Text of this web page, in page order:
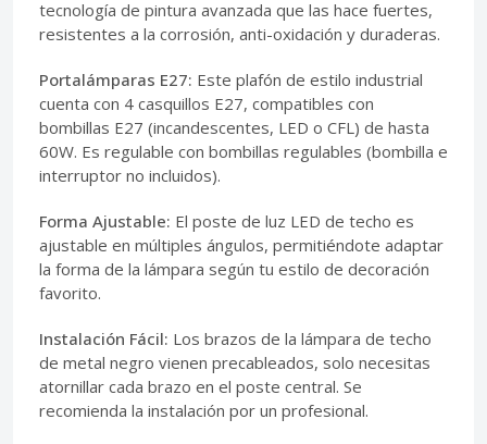
tecnología de pintura avanzada que las hace fuertes,
resistentes a la corrosión, anti-oxidación y duraderas.
Portalámparas E27: Este plafón de estilo industrial
cuenta con 4 casquillos E27, compatibles con
bombillas E27 (incandescentes, LED o CFL) de hasta
60W. Es regulable con bombillas regulables (bombilla e
interruptor no incluidos).
Forma Ajustable: El poste de luz LED de techo es
ajustable en múltiples ángulos, permitiéndote adaptar
la forma de la lámpara según tu estilo de decoración
favorito.
Instalación Fácil: Los brazos de la lámpara de techo
de metal negro vienen precableados, solo necesitas
atornillar cada brazo en el poste central. Se
recomienda la instalación por un profesional.